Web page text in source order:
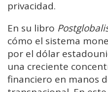
privacidad.
En su libro
cómo el sistema
por el dólar
una creciente
financiero en manos